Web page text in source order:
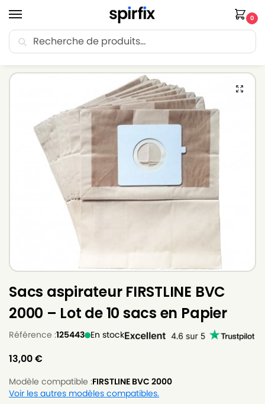
0
🚚 Livraison Point Relais offerte dès 30€ d’achat.
Sacs aspirateur FIRSTLINE BVC
2000 – Lot de 10 sacs en Papier
Référence :125443 En stock
13,00€
Modèle compatible :FIRSTLINE BVC 2000
Voir les autres modèles compatibles.